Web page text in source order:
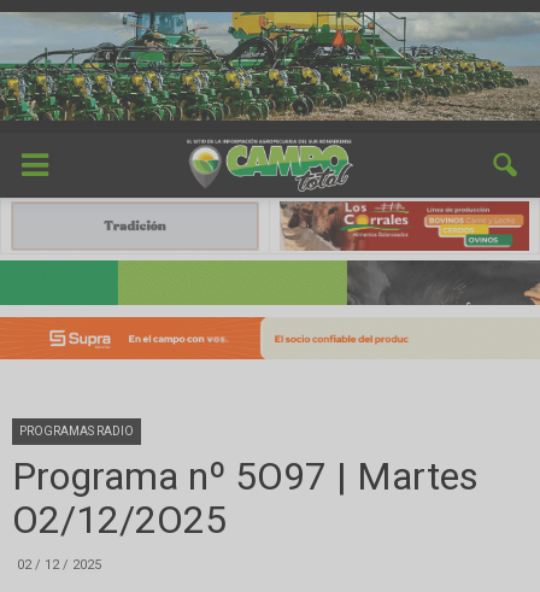
PROGRAMAS RADIO
Programa nº 5O97 | Martes
O2/12/2O25
02 / 12 / 2025